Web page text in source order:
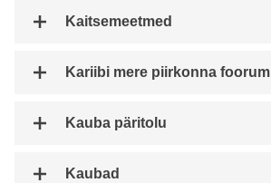
Kaitsemeetmed
Kariibi mere piirkonna foorum
Kauba päritolu
Kaubad